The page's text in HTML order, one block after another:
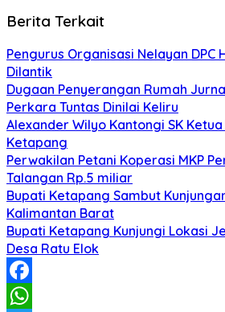
Berita Terkait
Pengurus Organisasi Nelayan DPC
Dilantik
Dugaan Penyerangan Rumah
Perkara Tuntas Dinilai Keliru
Alexander Wilyo Kantongi SK Ketua
Ketapang
Perwakilan Petani Koperasi MKP
Talangan Rp.5 miliar
Bupati Ketapang Sambut
Kalimantan Barat
Bupati Ketapang Kunjungi Lokasi
Desa Ratu Elok
Facebook